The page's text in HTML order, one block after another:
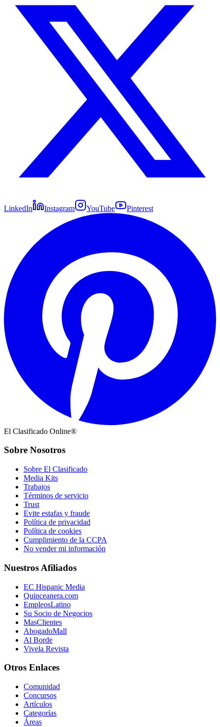
LinkedIn Instagram YouTube Pinterest
El Clasificado Online®
Sobre Nosotros
Sobre El Clasificado
Media Kits
Trabajos
Términos de servicio
Trust
Evite estafas y fraude
Política de privacidad
Política de cookies
Cumplimiento de la CCPA
No vender mi información
Nuestros Afiliados
EC Hispanic Media
Quinceanera.com
EmpleosLatino
Su Socio de Negocios
MasClientes
AbogadoMall
Al Borde
Vivela Revista
Otros Enlaces
Comunidad
Concursos
Artículos
Categorías
Áreas